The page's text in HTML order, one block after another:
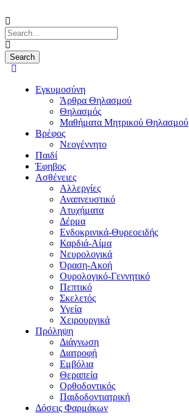
Εγκυμοσύνη
Άρθρα Θηλασμού
Θηλασμός
Μαθήματα Μητρικού Θηλασμού
Βρέφος
Νεογέννητο
Παιδί
Έφηβος
Ασθένειες
Αλλεργίες
Αναπνευστικό
Ατυχήματα
Δέρμα
Ενδοκρινικά-Θυρεοειδής
Καρδιά-Αίμα
Νευρολογικά
Όραση-Ακοή
Ουρολογικό-Γεννητικό
Πεπτικό
Σκελετός
Υγεία
Χειρουργικά
Πρόληψη
Διάγνωση
Διατροφή
Εμβόλια
Θεραπεία
Ορθοδοντικός
Παιδοδοντιατρική
Δόσεις Φαρμάκων